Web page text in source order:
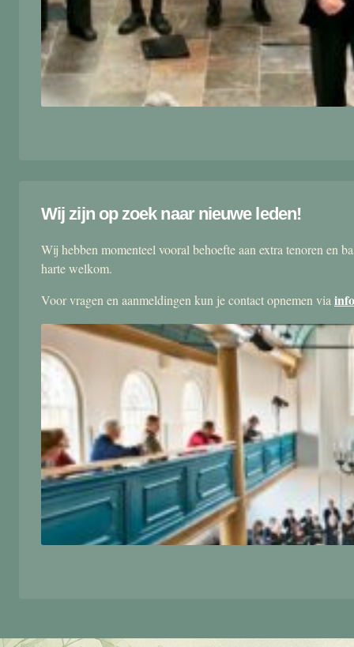
Wij zijn op zoek naar nieuwe leden!
Wij hebben momenteel vooral behoefte aan extra tenoren en
harte welkom.
Voor vragen en aanmeldingen kun je contact opnemen via